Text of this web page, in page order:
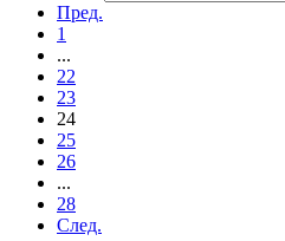
Пред.
1
...
22
23
24
25
26
...
28
След.